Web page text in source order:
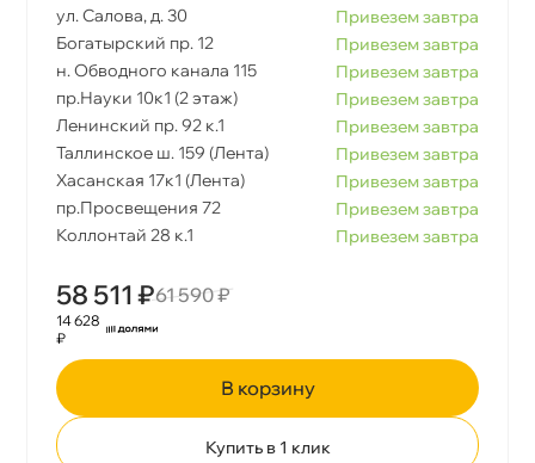
ул. Салова, д. 30
Привезем завтра
Богатырский пр. 12
Привезем завтра
н. Обводного канала 115
Привезем завтра
пр.Науки 10к1 (2 этаж)
Привезем завтра
Ленинский пр. 92 к.1
Привезем завтра
Таллинское ш. 159 (Лента)
Привезем завтра
Хасанская 17к1 (Лента)
Привезем завтра
пр.Просвещения 72
Привезем завтра
Коллонтай 28 к.1
Привезем завтра
58 511 ₽61 590 ₽
14 628
₽
корзину
Купить в 1 клик